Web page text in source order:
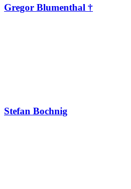
Gregor Blumenthal †
Stefan Bochnig